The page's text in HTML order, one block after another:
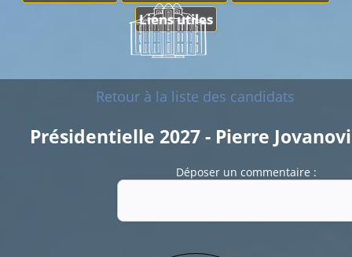
Liens utiles
Retour à la liste des candidats
Présidentielle 2027 - Pierre
Déposer un commentaire :